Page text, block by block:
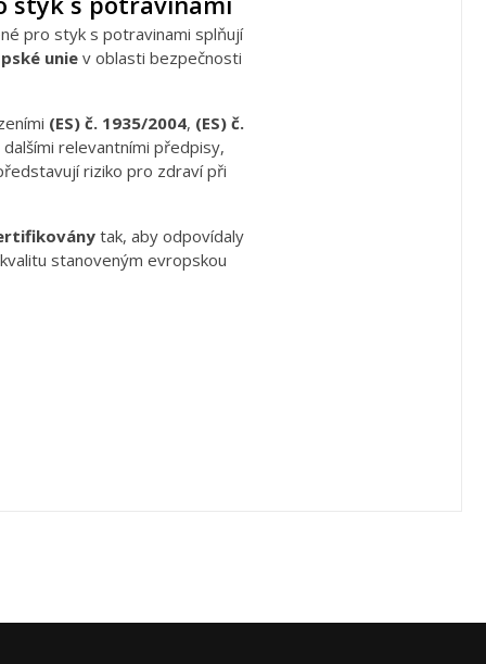
pro styk s potravinami splňují
unie v oblasti bezpečnosti
(ES) č. 1935/2004, (ES) č.
relevantními předpisy,
riziko pro zdraví při
tak, aby odpovídaly
stanoveným evropskou